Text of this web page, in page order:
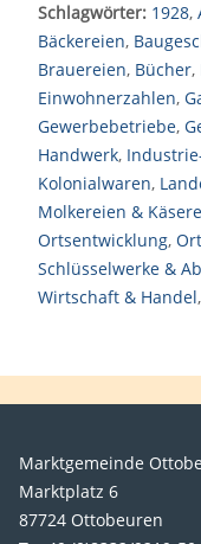
Schlagwörter: 1928,
Bäckereien,
Brauereien, Bücher,
Einwohnerzahlen,
Gewerbebetriebe,
Handwerk,
Kolonialwaren,
Molkereien &
Ortsentwicklung,
Schlüsselwerke &
Wirtschaft & Handel,
Marktgemeinde
Marktplatz 6
87724 Ottobeuren